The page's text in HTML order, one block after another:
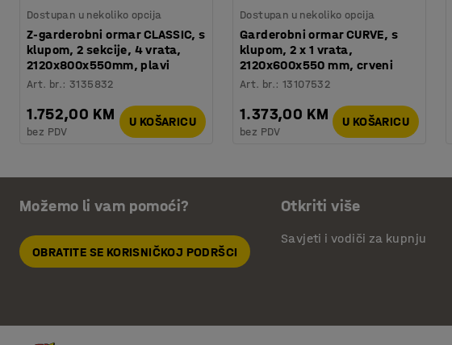
Dostupan u nekoliko opcija
Z-garderobni ormar CLASSIC, s
klupom, 2 sekcije, 4 vrata,
2120x800x550mm, plavi
Art. br.:3135832
1.752,00 KM
bez PDV
U KOŠARICU
Dostupan u nekoliko opcija
Garderobni ormar CURVE, s
klupom, 2 x 1 vrata,
2120x600x550 mm, crveni
Art. br.:13107532
1.373,00 KM
bez PDV
U KOŠARICU
Možemo li vam pomoći?
OBRATITE SE KORISNIČKOJ PODRŠCI
Otkriti više
Savjeti i vodiči za kupnju